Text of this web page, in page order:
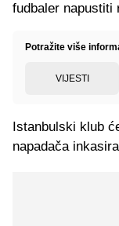
fudbaler napustiti
Potražite više
VIJESTI
Istanbulski klub
napadača